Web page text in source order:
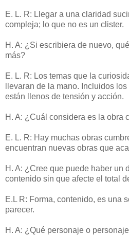
E. L. R: Llegar a una claridad
compleja; lo que no es un clister.
H. A: ¿Si escribiera de nuevo,
más?
E. L. R: Los temas que la
llevaran de la mano. Incluidos
están llenos de tensión y acción.
H. A: ¿Cuál considera es la obra
E. L. R: Hay muchas obras
encuentran nuevas obras que
H. A: ¿Cree que puede haber un
contenido sin que afecte el total
E.L R: Forma, contenido, es una
parecer.
H. A: ¿Qué personaje o